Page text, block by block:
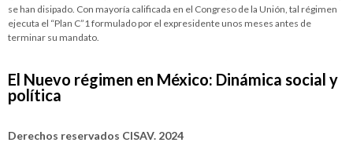
se han disipado. Con mayoría calificada en el Congreso de la Unión, tal régimen
ejecuta el “Plan C”1 formulado por el expresidente unos meses antes de
terminar su mandato.
El Nuevo régimen en México: Dinámica social y
política
Derechos reservados CISAV. 2024